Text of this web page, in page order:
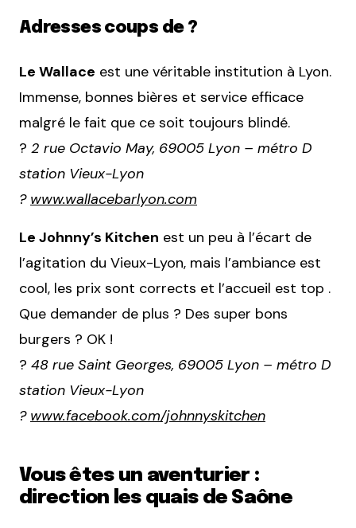
Adresses coups de ?
Le Wallace est une véritable institution à Lyon.
Immense, bonnes bières et service efficace
malgré le fait que ce soit toujours blindé.
? 2 rue Octavio May, 69005 Lyon – métro D
station Vieux-Lyon
? www.wallacebarlyon.com
Le Johnny’s Kitchen est un peu à l’écart de
l’agitation du Vieux-Lyon, mais l’ambiance est
cool, les prix sont corrects et l’accueil est top .
Que demander de plus ? Des super bons
burgers ? OK !
? 48 rue Saint Georges, 69005 Lyon – métro D
station Vieux-Lyon
? www.facebook.com/johnnyskitchen
Vous êtes un aventurier :
direction les quais de Saône